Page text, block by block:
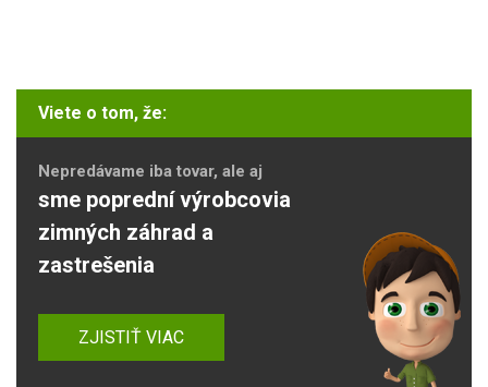
Viete o tom, že:
Nepredávame iba tovar, ale aj
sme poprední výrobcovia
zimných záhrad a
zastrešenia
ZJISTIŤ VIAC